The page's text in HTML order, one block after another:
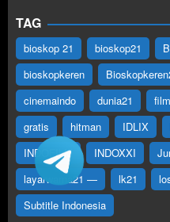
TAG
bioskop 21 bioskop21
bioskopkeren
cinemaindo
dunia21
gratis
hitman IDLIX
INDOFILM
INDOXXI
layarwarna21 —
lk21
Subtitle Indonesia